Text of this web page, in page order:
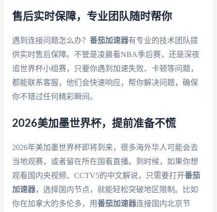
售后实时保障，专业团队随时帮你
遇到连接问题怎么办？ 番茄加速器有专业的技术团队提
供实时售后保障。不管是凌晨看NBA季后赛，还是深夜
追世界杯小组赛，只要你遇到加速失败、卡顿等问题，
都能联系客服，他们会快速响应，帮你解决问题，确保
你不错过任何精彩瞬间。
2026美加墨世界杯，提前准备不慌
2026年美加墨世界杯即将到来，很多海外华人可能会去
当地观赛，或者留在所在国看直播。到时候，如果你想
观看国内央视频、CCTV5的中文解说，只需要打开番茄
加速器，选择国内节点，就能轻松突破地区限制。比如
你在加拿大的多伦多，用番茄加速器连接国内北京节